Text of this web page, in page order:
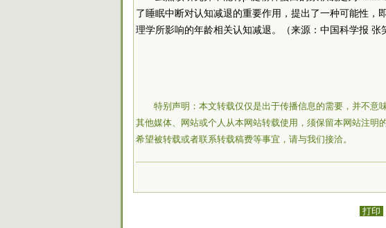
了睡眠中断对认知减退的重要作用，提出了一种可能性，
理学所影响的年龄相关认知减退。（来源：中国科学报 张
特别声明：本文转载仅仅是出于传播信息的需要，并不意
其他媒体、网站或个人从本网站转载使用，须保留本网站注明
希望被转载或者联系转载稿费等事宜，请与我们接洽。
打印